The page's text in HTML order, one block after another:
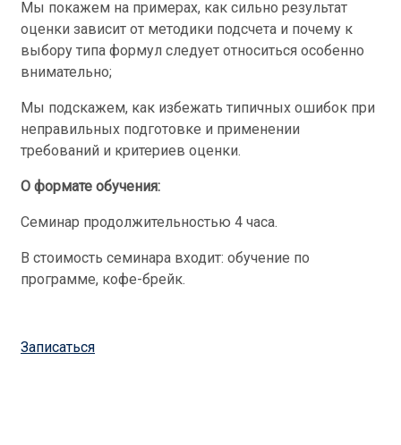
Мы покажем на примерах, как сильно результат
оценки зависит от методики подсчета и почему к
выбору типа формул следует относиться особенно
внимательно;
Мы подскажем, как избежать типичных ошибок при
неправильных подготовке и применении
требований и критериев оценки.
О формате обучения:
Семинар продолжительностью 4 часа.
В стоимость семинара входит: обучение по
программе, кофе-брейк.
Записаться